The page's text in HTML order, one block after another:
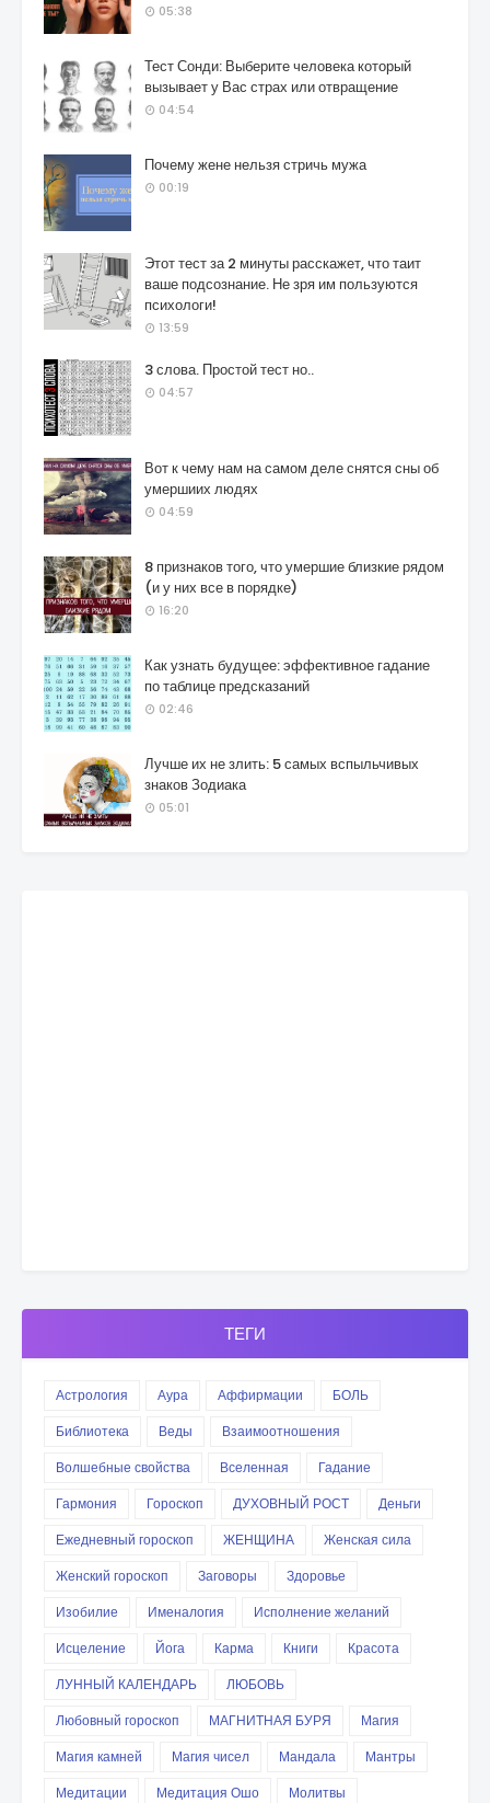
05:38
Тест Сонди: Выберите человека который
вызывает у Вас страх или отвращение
04:54
Почему жене нельзя стричь мужа
00:19
Этот тест за 2 минуты расскажет, что таит
ваше подсознание. Не зря им пользуются
психологи!
13:59
3 слова. Простой тест но..
04:57
Вот к чему нам на самом деле снятся сны об
умершиих людях
04:59
8 признаков того, что умершие близкие рядом
(и у них все в порядке)
16:20
Как узнать будущее: эффективное гадание
по таблице предсказаний
02:46
Лучше их не злить: 5 самых вспыльчивых
знаков Зодиака
05:01
ТЕГИ
Астрология Аура Аффирмации
БОЛЬ
Библиотека
Веды
Взаимоотношения
Волшебные свойства
Вселенная
Гадание
Гармония
Гороскоп ДУХОВНЫЙ РОСТ
Деньги
Ежедневный гороскоп
ЖЕНЩИНА
Женская сила
Женский гороскоп
Заговоры
Здоровье
Изобилие
Именалогия
Исполнение желаний
Исцеление
Йога Карма Книги
Красота
ЛУННЫЙ КАЛЕНДАРЬ
ЛЮБОВЬ
Любовный гороскоп
МАГНИТНАЯ БУРЯ
Магия
Магия камней
Магия чисел Мандала
Мантры
Медитации
Медитация Ошо
Молитвы